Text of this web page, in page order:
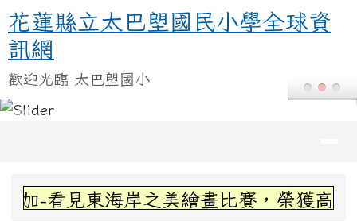
跳至主內容區
花蓮縣立太巴塱國民小學全球資訊
花蓮縣立太巴塱國民小學全球資
訊網
歡迎光臨 太巴塱國小
上中區域內容
-看見東海岸之美繪畫比賽，榮獲高年級